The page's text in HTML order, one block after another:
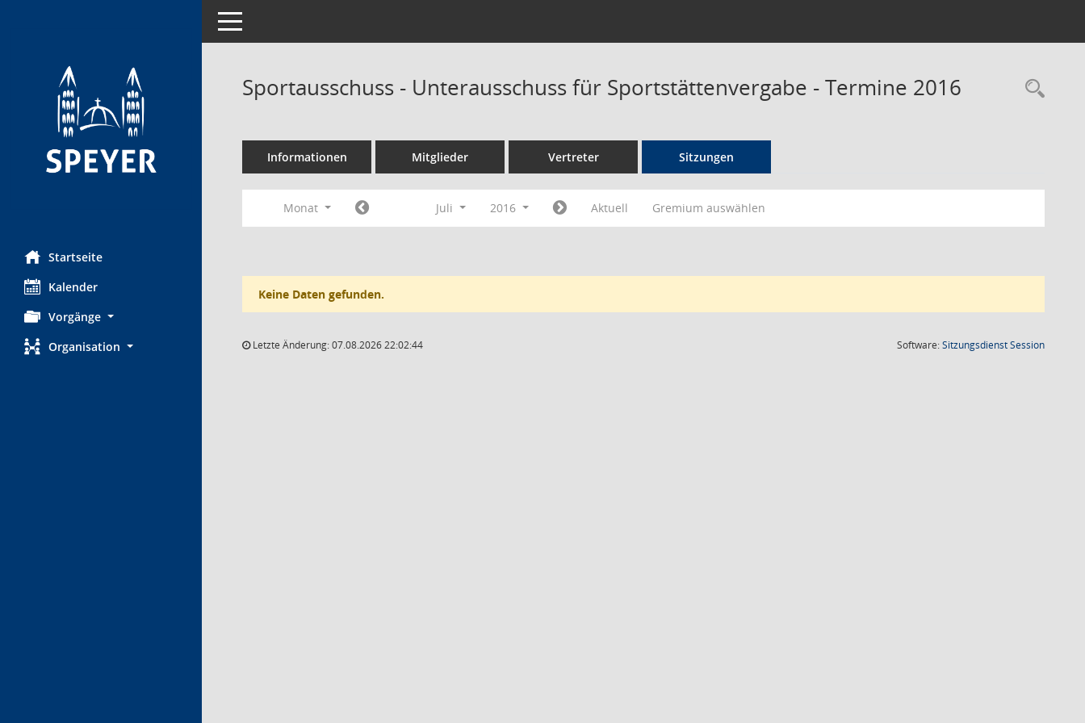
Startseite
Kalender
Vorgänge
Organisation
Toggle navigation
Sportausschuss - Unterausschuss für Sportstättenvergabe - Termine 2016
Informationen Mitglieder Vertreter Sitzungen
Monat Juli 2016 Aktuell Gremium auswählen
Keine Daten gefunden.
Letzte Änderung: 07.08.2026 22:02:44 Software:SitzungsdienstSession(Wird in